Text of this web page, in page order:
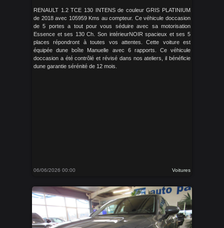
RENAULT 1.2 TCE 130 INTENS de couleur GRIS PLATINIUM
de 2018 avec 105959 Kms au compteur. Ce véhicule doccasion
de 5 portes a tout pour vous séduire avec sa motorisation
Essence et ses 130 Ch. Son intérieurNOIR spacieux et ses 5
places répondront à toutes vos attentes. Cette voiture est
équipée dune boîte Manuelle avec 6 rapports. Ce véhicule
doccasion a été contrôlé et révisé dans nos ateliers, il bénéficie
dune garantie sérénité de 12 mois.
06/06/2026 00:00 Voitures